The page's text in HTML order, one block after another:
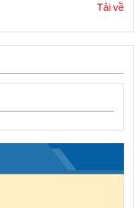
Tải về